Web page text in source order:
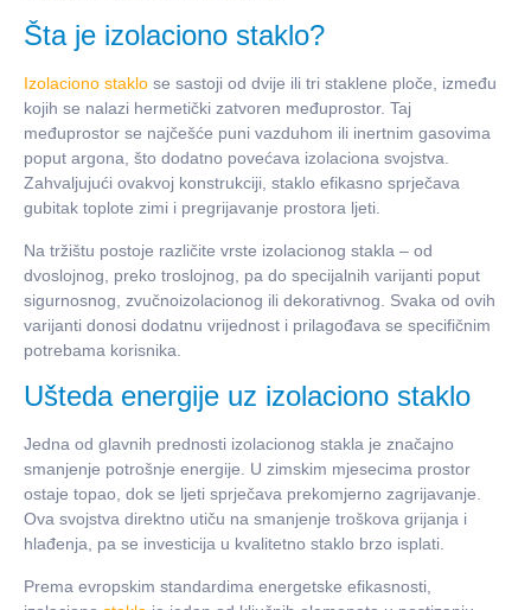
Šta je izolaciono staklo?
Izolaciono staklo se sastoji od dvije ili tri staklene ploče, između
kojih se nalazi hermetički zatvoren međuprostor. Taj
međuprostor se najčešće puni vazduhom ili inertnim gasovima
poput argona, što dodatno povećava izolaciona svojstva.
Zahvaljujući ovakvoj konstrukciji, staklo efikasno sprječava
gubitak toplote zimi i pregrijavanje prostora ljeti.
Na tržištu postoje različite vrste izolacionog stakla – od
dvoslojnog, preko troslojnog, pa do specijalnih varijanti poput
sigurnosnog, zvučnoizolacionog ili dekorativnog. Svaka od ovih
varijanti donosi dodatnu vrijednost i prilagođava se specifičnim
potrebama korisnika.
Ušteda energije uz izolaciono staklo
Jedna od glavnih prednosti izolacionog stakla je značajno
smanjenje potrošnje energije. U zimskim mjesecima prostor
ostaje topao, dok se ljeti sprječava prekomjerno zagrijavanje.
Ova svojstva direktno utiču na smanjenje troškova grijanja i
hlađenja, pa se investicija u kvalitetno staklo brzo isplati.
Prema evropskim standardima energetske efikasnosti,